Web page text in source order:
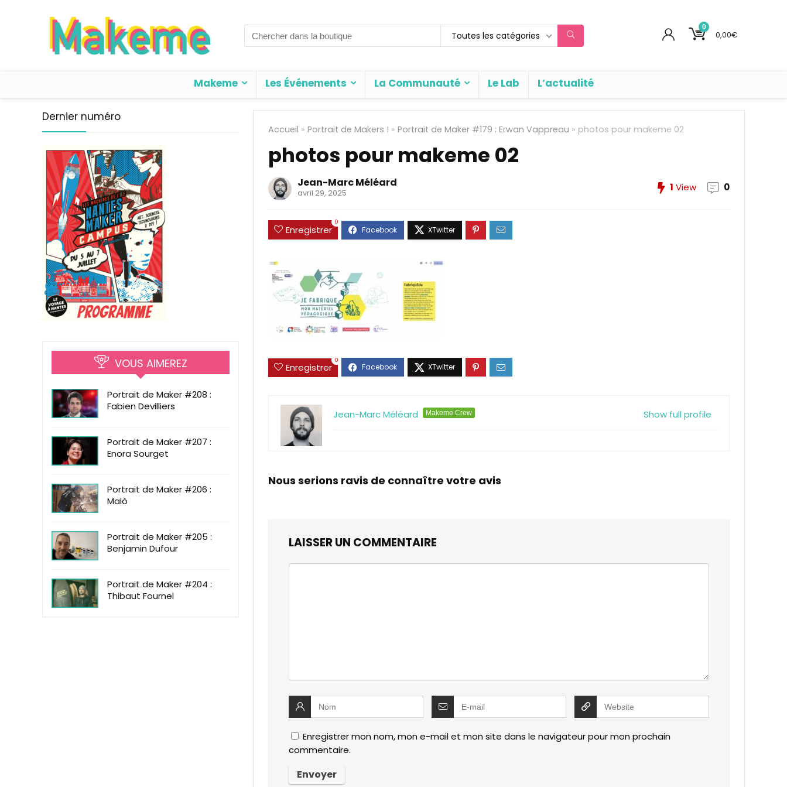
Search
for:
Toutes les catégories
0
0,00€
Makeme Les Événements La Communauté Le Lab L’actualité
Accueil » Portrait de Makers ! » Portrait de Maker #179 : Erwan Vappreau » photos pour makeme 02
photos pour makeme 02
Jean-Marc Méléard
avril 29, 2025 1 View 0
Enregistrer
0
Enregistrer
0
Show full profile
Jean-Marc Méléard Makeme Crew
Nous serions ravis de connaître votre avis
LAISSER UN COMMENTAIRE
Enregistrer mon nom, mon e-mail et mon site dans le navigateur pour mon prochain
commentaire.
Dernier numéro
VOUS AIMEREZ
Portrait de Maker #208 :
Fabien Devilliers
Portrait de Maker #207 :
Enora Sourget
Portrait de Maker #206 :
Malò
Portrait de Maker #205 :
Benjamin Dufour
Portrait de Maker #204 :
Thibaut Fournel